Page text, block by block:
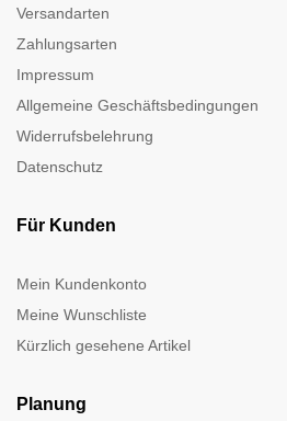
Versandarten
Zahlungsarten
Impressum
Allgemeine Geschäftsbedingungen
Widerrufsbelehrung
Datenschutz
Für Kunden
Mein Kundenkonto
Meine Wunschliste
Kürzlich gesehene Artikel
Planung